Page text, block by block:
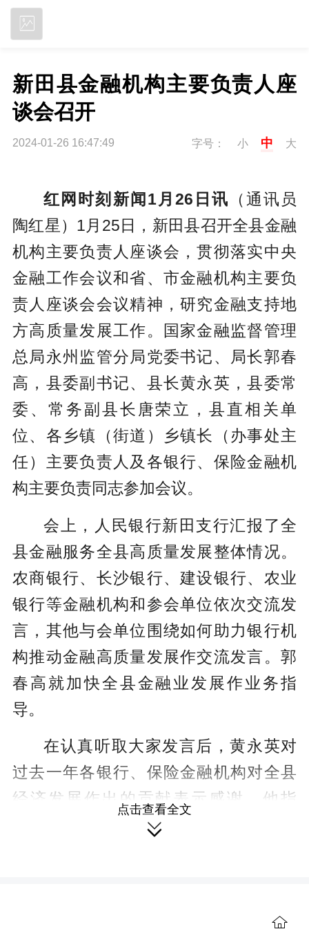
新田县金融机构主要负责人座
谈会召开
2024-01-26 16:47:49 字号： 小 中 大
红网时刻新闻1月26日讯 （通讯员
陶红星）1月25日，新田县召开全县金融
机构主要负责人座谈会，贯彻落实中央
金融工作会议和省、市金融机构主要负
责人座谈会会议精神，研究金融支持地
方高质量发展工作。国家金融监督管理
总局永州监管分局党委书记、局长郭春
高，县委副书记、县长黄永英，县委常
委、常务副县长唐荣立，县直相关单
位、各乡镇（街道）乡镇长（办事处主
任）主要负责人及各银行、保险金融机
构主要负责同志参加会议。
会上，人民银行新田支行汇报了全
县金融服务全县高质量发展整体情况。
农商银行、长沙银行、建设银行、农业
银行等金融机构和参会单位依次交流发
言，其他与会单位围绕如何助力银行机
构推动金融高质量发展作交流发言。郭
春高就加快全县金融业发展作业务指
导。
在认真听取大家发言后，黄永英对
过去一年各银行、保险金融机构对全县
经济发展作出的贡献表示感谢。他指
出，2023年，全县各金融机构认真贯彻
点击查看全文
